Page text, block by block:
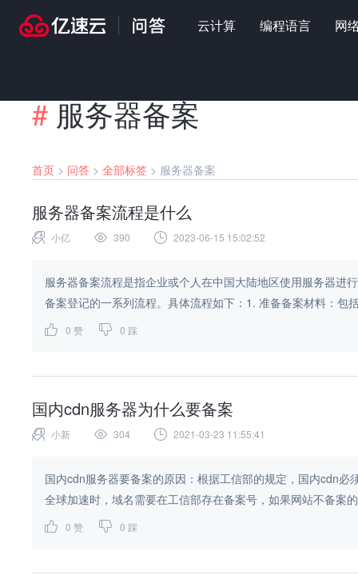
云计算 编程语言 网
#服务器备案
首页 > 问答 > 全部标签 > 服务器备案
服务器备案流程是什么
小亿 390 2023-06-15 15:02:52
服务器备案流程是指企业或个人在中国大陆地区使用服务器进
备案登记的一系列流程。具体流程如下：1. 准备备案材料：包
0 赞 0 踩
国内cdn服务器为什么要备案
小新 304 2021-03-23 11:55:41
国内cdn服务器要备案的原因：根据工信部的规定，国内cdn
全球加速时，域名需要在工信部存在备案号，如果网站不备案
0 赞 0 踩